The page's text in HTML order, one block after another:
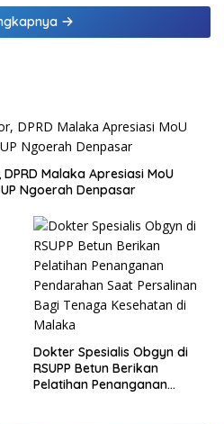
Malaka Apresiasi MoU
Ngoerah Denpasar
Dokter Spesialis Obgyn di
RSUPP Betun Berikan
Pelatihan Penanganan